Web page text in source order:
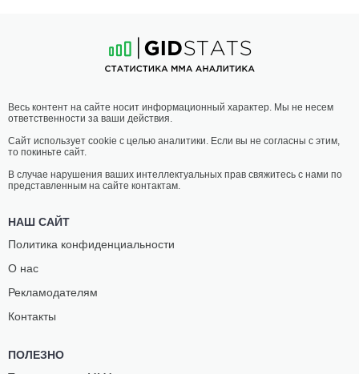
НЕББАЧЕ
3-1- 0
20:00 МСК•
НАИЛЕГЧАЙШИЙ ВЕС 56.7 КГ
СКУРКО
Весь контент на сайте носит информационный характер. Мы не несем
ответственности за ваши действия.
Сайт использует cookie с целью аналитики. Если вы не согласны с этим,
то покиньте сайт.
В случае нарушения ваших интеллектуальных прав свяжитесь с нами по
представленным на сайте контактам.
НАШ САЙТ
Политика конфиденциальности
О нас
Рекламодателям
Контакты
ПОЛЕЗНО